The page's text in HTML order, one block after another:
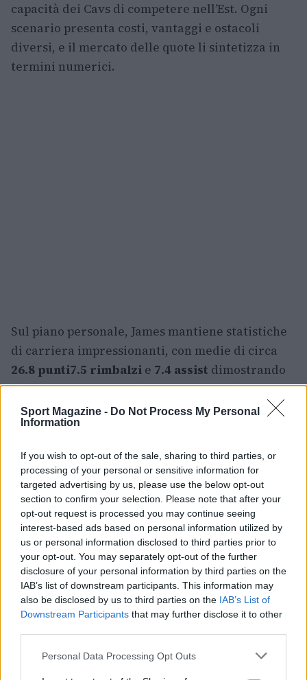
Sport Magazine - Do Not Process My Personal
Information
If you wish to opt-out of the sale, sharing to third parties, or
processing of your personal or sensitive information for
targeted advertising by us, please use the below opt-out
section to confirm your selection. Please note that after your
opt-out request is processed you may continue seeing
interest-based ads based on personal information utilized by
us or personal information disclosed to third parties prior to
your opt-out. You may separately opt-out of the further
disclosure of your personal information by third parties on the
IAB’s list of downstream participants. This information may
also be disclosed by us to third parties on the IAB’s List of
Downstream Participants that may further disclose it to other
Please note that this website/app uses one or more Google
Personal Data Processing Opt Outs
capacità dei Cavs di competere nell’Est. Ogni
scenario presenta costi, vantaggi e ostacoli
diversi, e il mercato delle quote li sintetizza in
termini numerici.
Sul piano personale, James mantiene statistiche
di carriera impressionanti, con medie di circa
26.8 punti7.5 rimbalzi e 7.4 assist dimostrando
di restare un fattore determinante anche nelle
fasi finali della sua carriera. La decisione
ufficiale, oltre alle negoziazioni in corso,
coinvolte e l’assetto competitivo per la stagione
2026-27
AUTORE
Ilaria Mauri
Ilaria Mauri, bolognese, decise di seguire il
giornalismo sportivo dopo una notte al
Dall'Ara durante una partita decisiva: oggi
coordina le pagine di competizioni e
commenti. In redazione predilige reportage
partita come prova della svolta.